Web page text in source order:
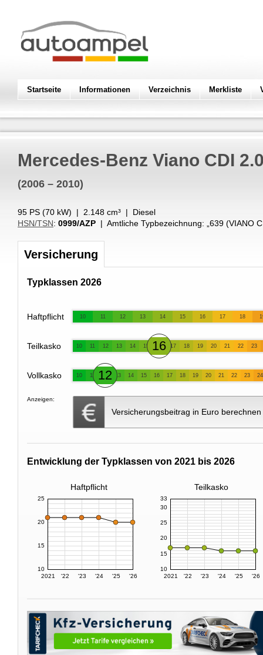
Startseite Informationen Verzeichnis Merkliste
Mercedes-Benz Viano CDI
(2006 – 2010)
95 PS (70 kW) | 2.148 cm³ | Diesel
HSN/TSN: 0999/AZP | Amtliche Typbezeichnung: „ 639 (VIANO
Versicherung
Typklassen 2026
Haftpflicht 10 11 12 13 14 15 16 17 18
Teilkasko 10 11 12 13 14 15 16 17 18 19 20 21 22 23
Vollkasko 10 11 12 13 14 15 16 17 18 19 20 21 22 23 24
Anzeigen:
Versicherungsbeitrag in Euro berechnen
Entwicklung der Typklassen von 2021 bis 2026
Haftpflicht Teilkasko
2021 '22 '23 '24 '25 '26
10
15
20
25
2021 '22 '23 '24 '25 '26
10
15
20
25
30
33